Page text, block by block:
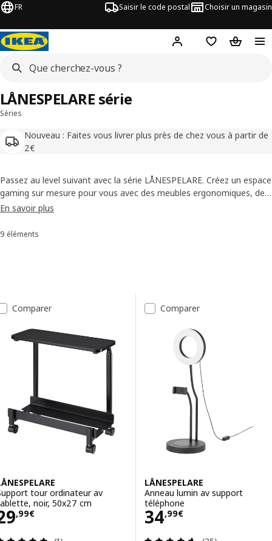
FR Saisir le code postal Choisir un magasin
Mon compteFavorisPanier
Séries
Nouveau : Faites vous livrer plus près de chez vous à partir de
2€
LÅNESPELARE série
Passez au level suivant avec la série LÅNESPELARE. Créez un espace
gaming sur mesure pour vous avec des meubles ergonomiques, des
solutions d’éclairage et audio, ainsi que des accessoires sympas. Le
montrer sous votre meilleur jour face à la caméra.
En savoir plus
Trier et filtrer
9 éléments
Liste des résultats
Comparer
tour ordinateur av
noir, 50x27 cm
,99€
29,99€
Comparer
LÅNESPELARE
Anneau lumin av support
téléphone
34,99€
Prix 34,99€